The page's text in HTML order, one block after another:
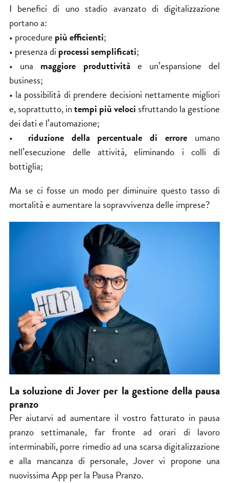
I benefici di uno stadio avanzato di digitalizzazione
portano a:
• procedure più efficienti;
• presenza di processi semplificati;
• una maggiore produttività e un’espansione del
business;
• la possibilità di prendere decisioni nettamente migliori
e, soprattutto, intempi più veloci sfruttando la gestione
dei dati e l’automazione;
• riduzione della percentuale di errore umano
nell’esecuzione delle attività, eliminando i colli di
bottiglia;
Ma se ci fosse un modo per diminuire questo tasso di
mortalità e aumentare la sopravvivenza delle imprese?
La soluzione di Jover per la gestione della pausa
pranzo
Per aiutarvi ad aumentare il vostro fatturato in pausa
pranzo settimanale, far fronte ad orari di lavoro
interminabili, porre rimedio ad una scarsa digitalizzazione
e alla mancanza di personale, Jover vi propone una
nuovissima App per la Pausa Pranzo.